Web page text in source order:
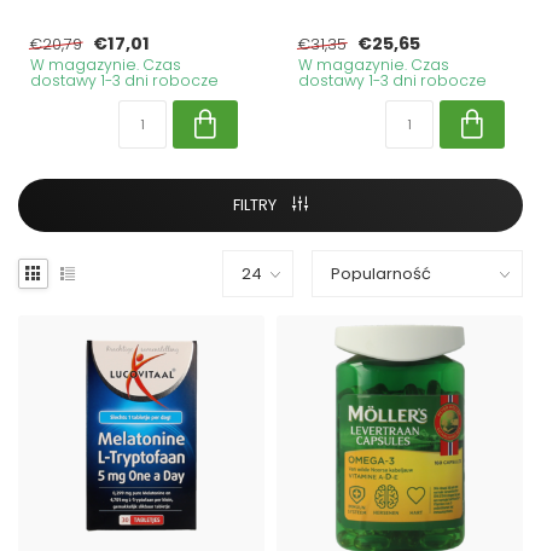
€20,79 €17,01
W magazynie. Czas
dostawy 1-3 dni robocze
€31,35 €25,65
W magazynie. Czas
dostawy 1-3 dni robocze
FILTRY